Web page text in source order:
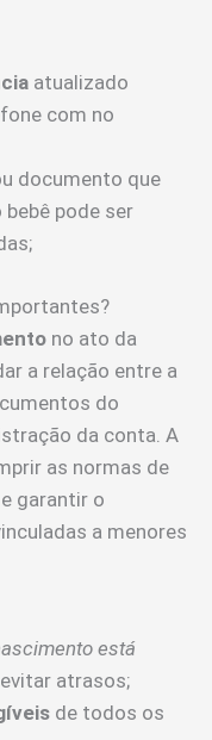
atualizado
com no
documento que
pode ser
no ato da
a relação entre a
do
da conta. A
as normas de
garantir o
a menores
está
atrasos;
de todos os